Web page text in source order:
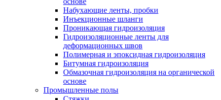
Набухающие ленты, пробки
Инъекционные шланги
Проникающая гидроизоляция
Гидроизоляционные ленты для
деформационных швов
Полимерная и эпоксидная гидроизоляция
Битумная гидроизоляция
Обмазочная гидроизоляция на органической
основе
Промышленные полы